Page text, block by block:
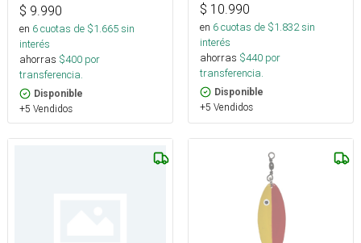
$ 9.990
en 6cuotas de $1.665sin
interés
ahorras $400 por
transferencia.
Disponible
+5 Vendidos
$ 10.990
en 6cuotas de $1.832sin
interés
ahorras $440 por
transferencia.
Disponible
+5 Vendidos